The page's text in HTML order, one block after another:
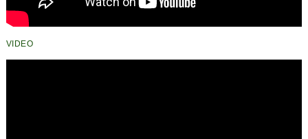
VIDEO